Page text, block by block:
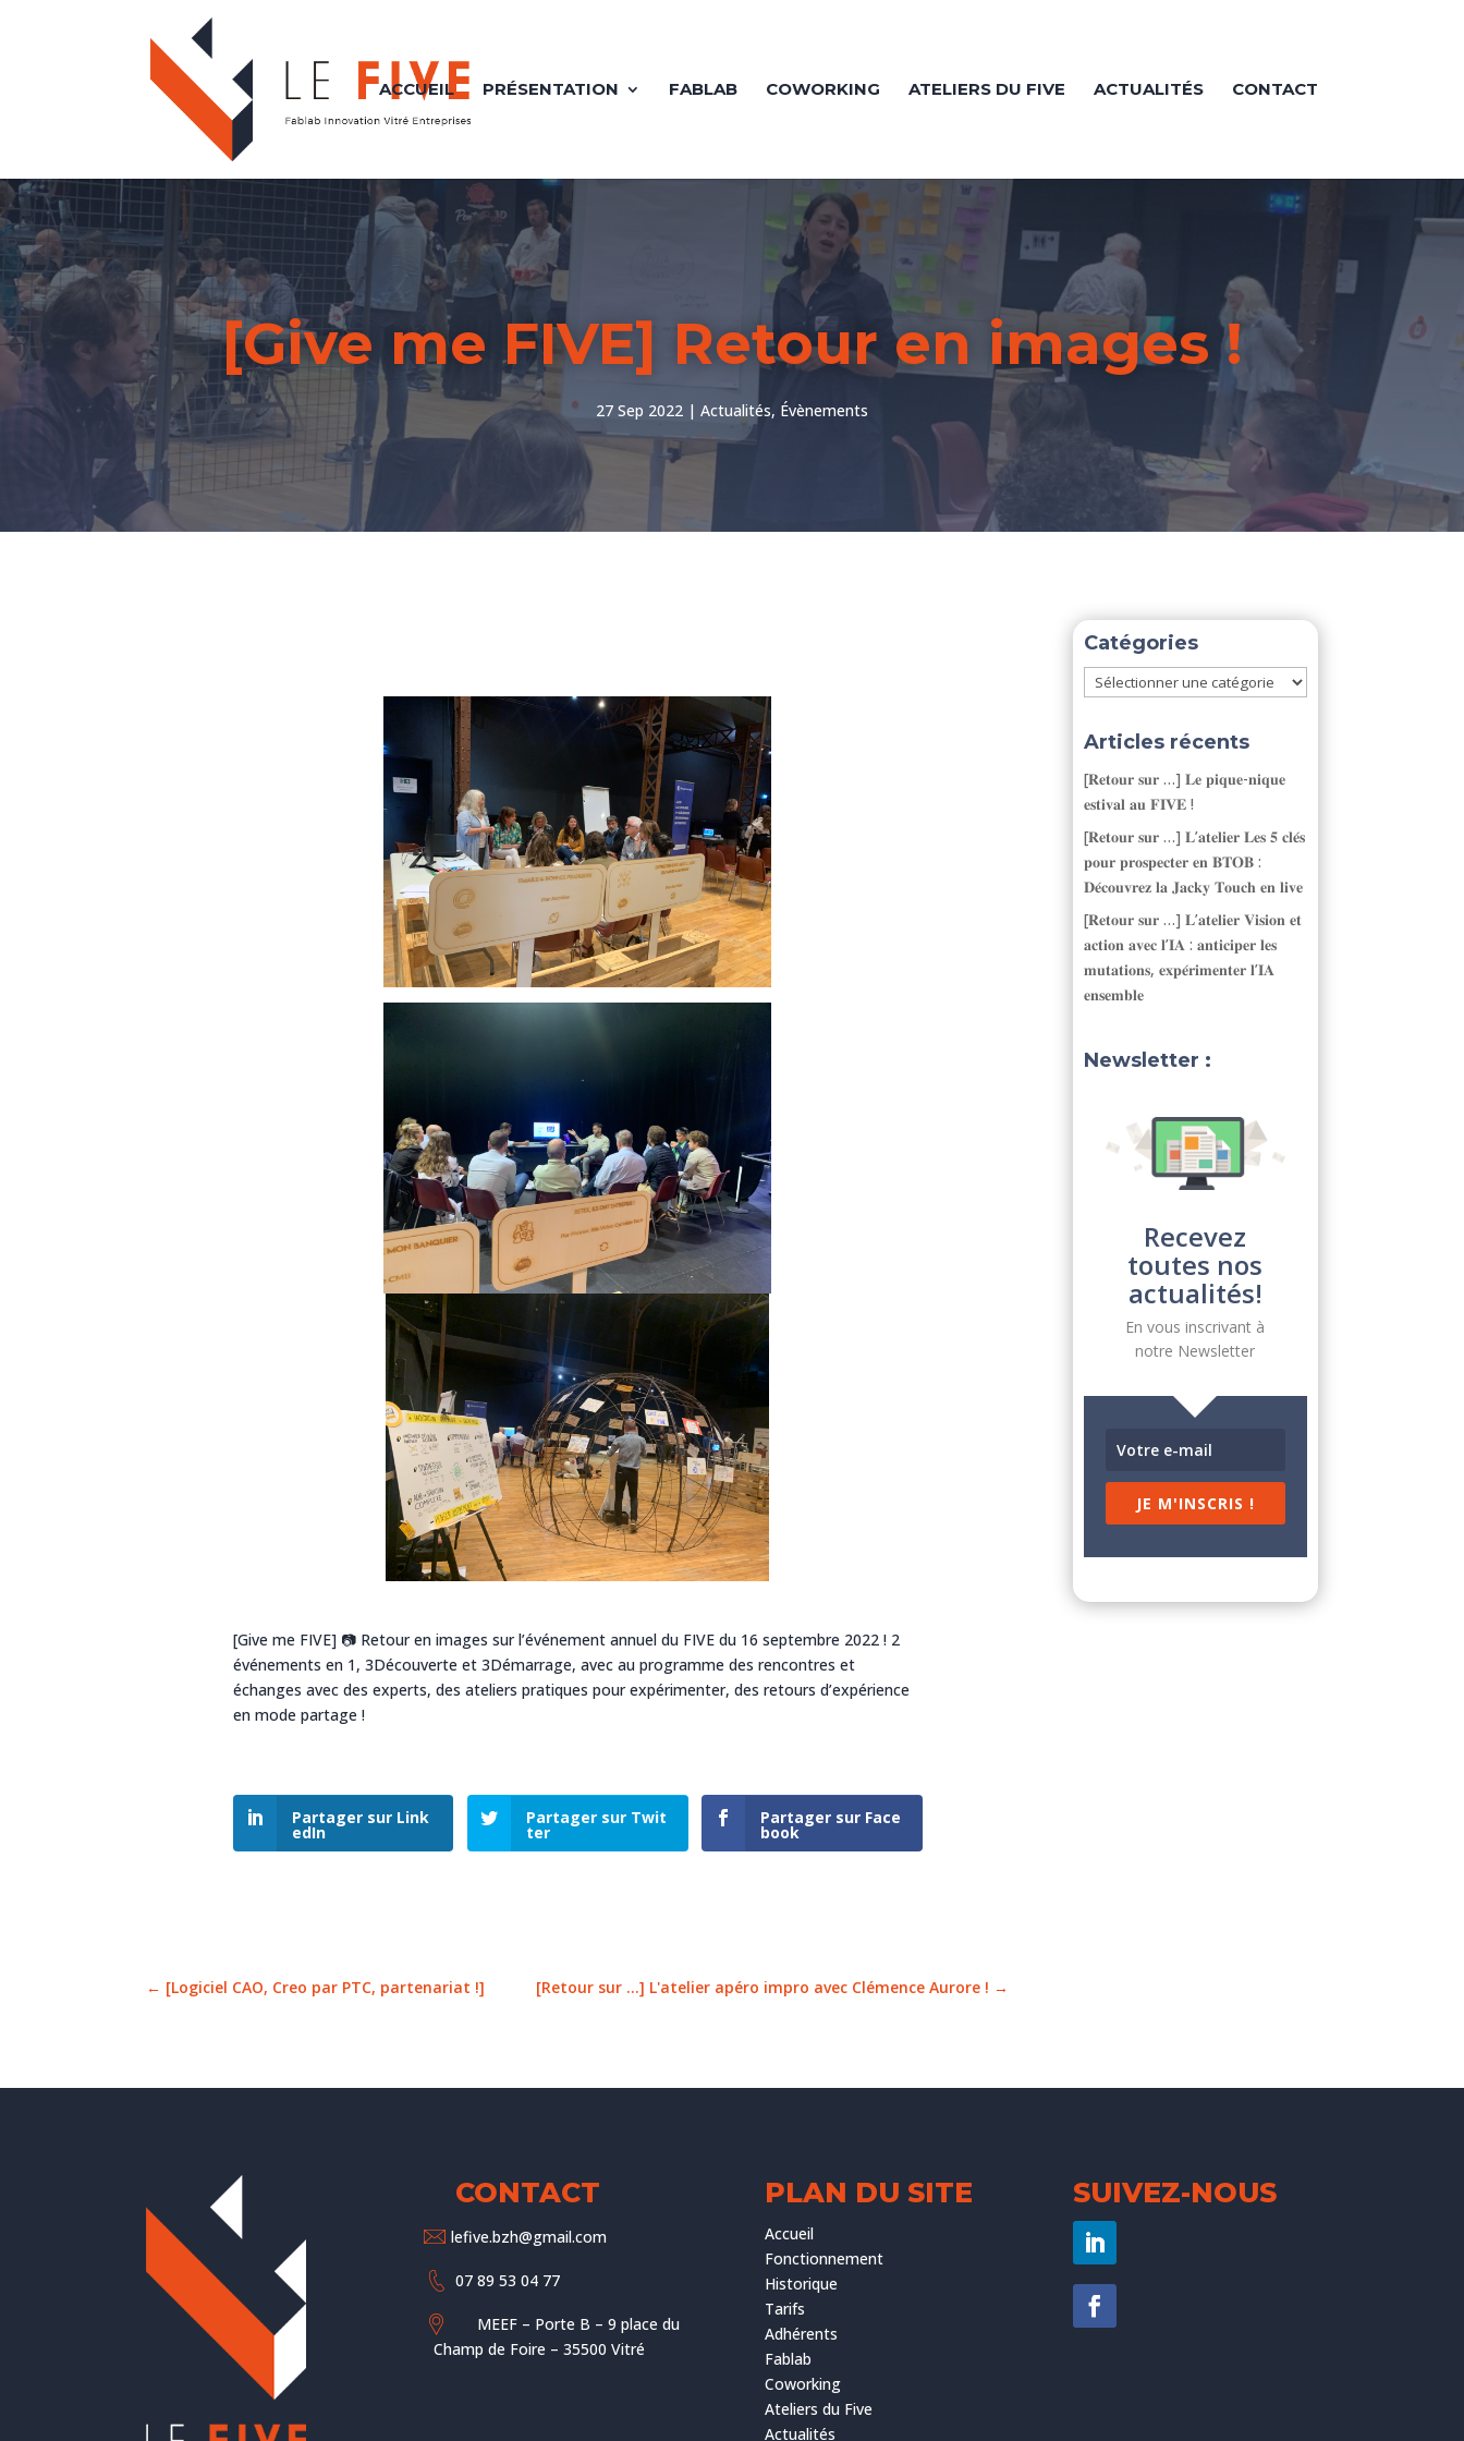
ACCUEIL PRÉSENTATION FABLAB COWORKING ATELIERS DU FIVE ACTUALITÉS CONTACT
[Give me FIVE] Retour en images !
27 Sep 2022 Actualités, Évènements
[Give me FIVE] 📷 Retour en images sur l’événement annuel du FIVE du 16 septembre 2022 ! 2
événements en 1, 3Découverte et 3Démarrage, avec au programme des rencontres et
échanges avec des experts, des ateliers pratiques pour expérimenter, des retours d’expérience
en mode partage !
Partager sur Link
edIn
Partager sur Twit
ter
Partager sur Face
book
← [Logiciel CAO, Creo par PTC, partenariat !] [Retour sur ...] L'atelier apéro impro avec Clémence Aurore ! →
Catégories
Catégories
Articles récents
[𝐑𝐞𝐭𝐨𝐮𝐫 𝐬𝐮𝐫 …] 𝐋𝐞 𝐩𝐢𝐪𝐮𝐞-𝐧𝐢𝐪𝐮𝐞
𝐞𝐬𝐭𝐢𝐯𝐚𝐥 𝐚𝐮 𝐅𝐈𝐕𝐄 !
[𝐑𝐞𝐭𝐨𝐮𝐫 𝐬𝐮𝐫 …] 𝐋’𝐚𝐭𝐞𝐥𝐢𝐞𝐫 𝐋𝐞𝐬 𝟓 𝐜𝐥𝐞́𝐬
𝐩𝐨𝐮𝐫 𝐩𝐫𝐨𝐬𝐩𝐞𝐜𝐭𝐞𝐫 𝐞𝐧 𝐁𝐓𝐎𝐁 :
𝐃𝐞́𝐜𝐨𝐮𝐯𝐫𝐞𝐳 𝐥𝐚 𝐉𝐚𝐜𝐤𝐲 𝐓𝐨𝐮𝐜𝐡 𝐞𝐧 𝐥𝐢𝐯𝐞
[𝐑𝐞𝐭𝐨𝐮𝐫 𝐬𝐮𝐫 …] 𝐋’𝐚𝐭𝐞𝐥𝐢𝐞𝐫 𝐕𝐢𝐬𝐢𝐨𝐧 𝐞𝐭
𝐚𝐜𝐭𝐢𝐨𝐧 𝐚𝐯𝐞𝐜 𝐥’𝐈𝐀 : 𝐚𝐧𝐭𝐢𝐜𝐢𝐩𝐞𝐫 𝐥𝐞𝐬
𝐦𝐮𝐭𝐚𝐭𝐢𝐨𝐧𝐬, 𝐞𝐱𝐩𝐞́𝐫𝐢𝐦𝐞𝐧𝐭𝐞𝐫 𝐥’𝐈𝐀
𝐞𝐧𝐬𝐞𝐦𝐛𝐥𝐞
Newsletter :
Recevez
toutes nos
actualités!
En vous inscrivant à
notre Newsletter
JE M'INSCRIS !
CONTACT
lefive.bzh@gmail.com
07 89 53 04 77
MEEF – Porte B – 9 place du
Champ de Foire – 35500 Vitré
PLAN DU SITE
Accueil
Fonctionnement
Historique
Tarifs
Adhérents
Fablab
Coworking
Ateliers du Five
Actualités
SUIVEZ-NOUS